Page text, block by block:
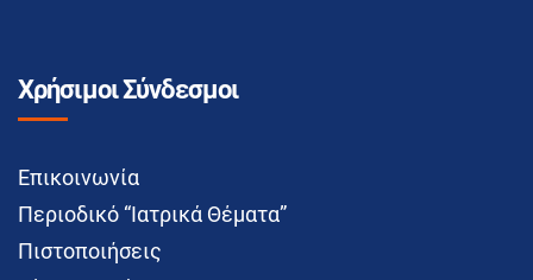
Χρήσιμοι Σύνδεσμοι
Επικοινωνία
Περιοδικό “Ιατρικά Θέματα”
Πιστοποιήσεις